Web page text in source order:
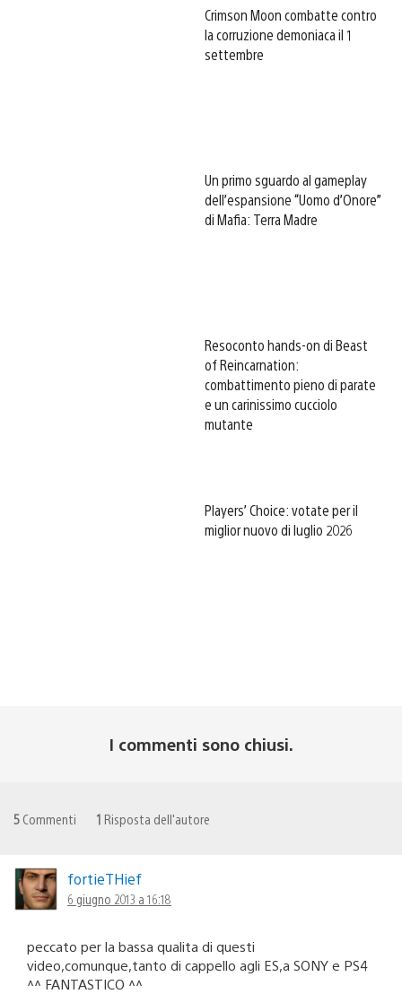
Crimson Moon combatte contro
la corruzione demoniaca il 1
settembre
Un primo sguardo al gameplay
dell’espansione “Uomo d’Onore”
di Mafia: Terra Madre
Resoconto hands-on di Beast
of Reincarnation:
combattimento pieno di parate
e un carinissimo cucciolo
mutante
Players’ Choice: votate per il
miglior nuovo di luglio 2026
I commenti sono chiusi.
5 Commenti 1 Risposta dell'autore
fortieTHief
6 giugno 2013 a 16:18
peccato per la bassa qualita di questi
video,comunque,tanto di cappello agli ES,a SONY e PS4
^^ FANTASTICO ^^